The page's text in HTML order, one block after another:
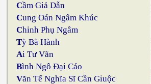
Cầm Giả Dẫn
Cung Oán Ngâm Khúc
Chinh Phụ Ngâm
Tỳ Bà Hành
Ai Tư Vãn
Bình Ngô Đại Cáo
Văn Tế Nghĩa Sĩ Cần Giuộc